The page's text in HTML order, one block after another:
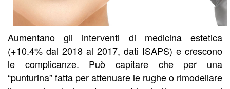
Aumentano gli interventi di medicina estetica
(+10.4% dal 2018 al 2017, dati ISAPS) e crescono
le complicanze. Può capitare che per una
“punturina” fatta per attenuare le rughe o rimodellare